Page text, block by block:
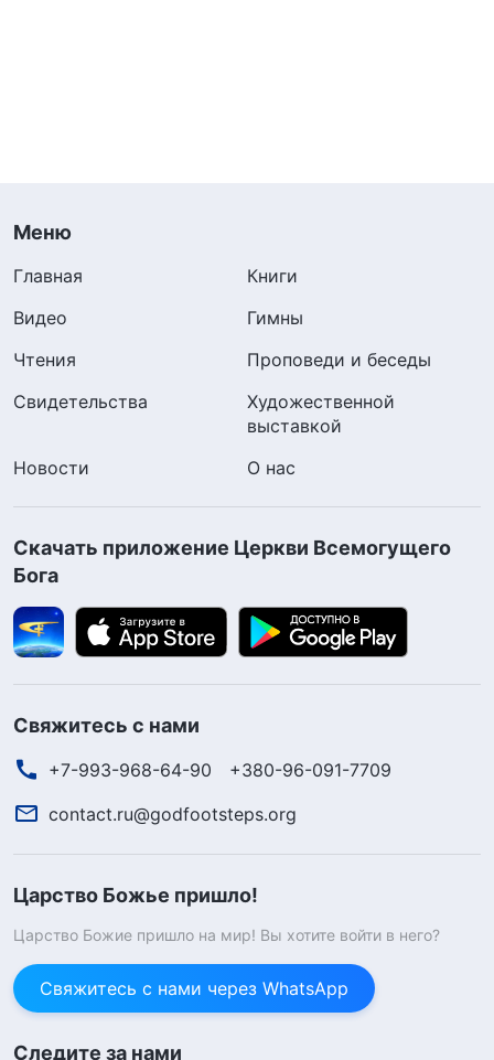
Меню
Главная
Книги
Видео
Гимны
Чтения
Проповеди и беседы
Свидетельства
Художественной
выставкой
Новости
О нас
Скачать приложение Церкви Всемогущего
Бога
Свяжитесь с нами
+7-993-968-64-90
+380-96-091-7709
contact.ru@godfootsteps.org
Царство Божье пришло!
Царство Божие пришло на мир! Вы хотите войти в него?
Свяжитесь с нами через WhatsApp
Следите за нами